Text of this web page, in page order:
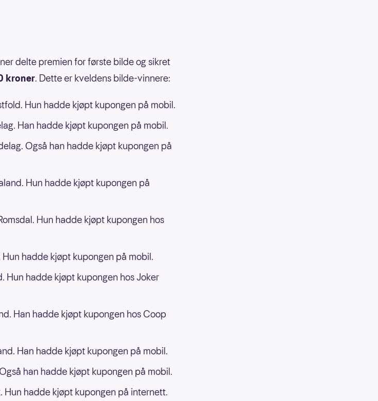
delte premien for første bilde og sikret
kroner. Dette er kveldens bilde-vinnere:
Hun hadde kjøpt kupongen på mobil.
Han hadde kjøpt kupongen på mobil.
Også han hadde kjøpt kupongen på
Hun hadde kjøpt kupongen på
Hun hadde kjøpt kupongen hos
Hun hadde kjøpt kupongen på mobil.
Hun hadde kjøpt kupongen hos Joker
Han hadde kjøpt kupongen hos Coop
Han hadde kjøpt kupongen på mobil.
han hadde kjøpt kupongen på mobil.
Hun hadde kjøpt kupongen på internett.